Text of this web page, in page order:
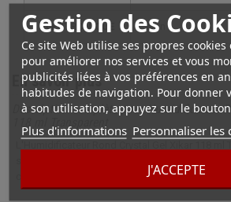
Gestion des
Ce site Web utilise ses propres
pour améliorer nos services et vous
publicités liées à vos préférences en
habitudes de navigation. Pour donner
à son utilisation, appuyez sur le
Plus d'informations Personnaliser les
J'ACCEPTE
ÉLECTRONIQUE non
En savoir plus
Description complète pour Humidificateur
capacité allant jusqu'à cent cinquante cigares